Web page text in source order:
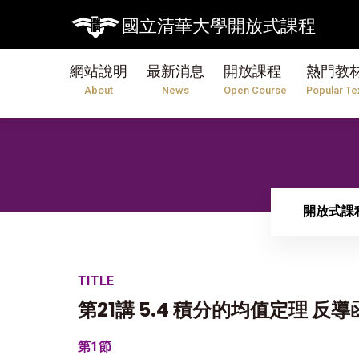
國立清華大學開放式課程
網站說明
About
最新消息
News
開放課程
Open Course
熱門教
Popular
開放式課
TITLE
第21講 5.4 積分的均值定理 反
第1節